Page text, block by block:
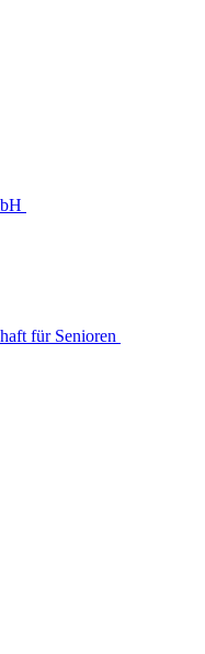
für Senioren